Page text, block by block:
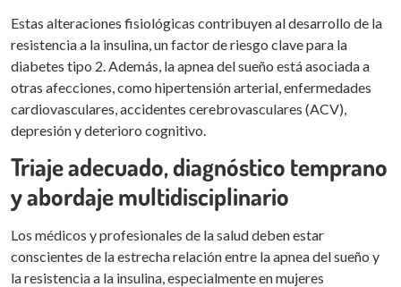
Estas alteraciones fisiológicas contribuyen al desarrollo de la
resistencia a la insulina, un factor de riesgo clave para la
diabetes tipo 2. Además, la apnea del sueño está asociada a
otras afecciones, como hipertensión arterial, enfermedades
cardiovasculares, accidentes cerebrovasculares (ACV),
depresión y deterioro cognitivo.
Triaje adecuado, diagnóstico temprano
y abordaje multidisciplinario
Los médicos y profesionales de la salud deben estar
conscientes de la estrecha relación entre la apnea del sueño y
la resistencia a la insulina, especialmente en mujeres